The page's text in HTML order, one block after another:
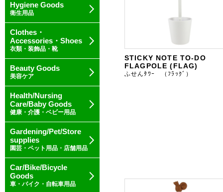
Hygiene Goods
衛生用品
Clothes・
Accessories・Shoes
衣類・装飾品・靴
Beauty Goods
美容ケア
Health/Nursing
Care/Baby Goods
健康・介護・ベビー用品
Gardening/Pet/Store
supplies
園芸・ペット用品・店舗用品
Car/Bike/Bicycle
Goods
車・バイク・自転車用品
STICKY NOTE TO-DO
FLAGPOLE (FLAG)
ふせんﾀﾜｰ （ﾌﾗｯｸﾞ）